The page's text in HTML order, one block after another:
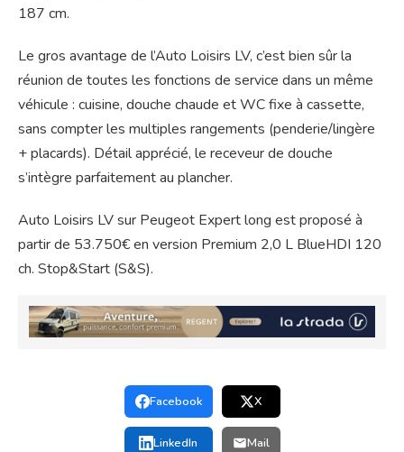
187 cm.
Le gros avantage de l’Auto Loisirs LV, c’est bien sûr la
réunion de toutes les fonctions de service dans un même
véhicule : cuisine, douche chaude et WC fixe à cassette,
sans compter les multiples rangements (penderie/lingère
+ placards). Détail apprécié, le receveur de douche
s’intègre parfaitement au plancher.
Auto Loisirs LV sur Peugeot Expert long est proposé à
partir de 53.750€ en version Premium 2,0 L BlueHDI 120
ch. Stop&Start (S&S).
Facebook X
LinkedIn Mail